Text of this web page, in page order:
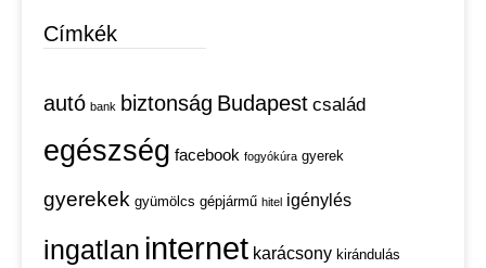
Címkék
autó bank biztonság Budapest család
egészség facebook fogyókúra gyerek
gyerekek gyümölcs gépjármű hitel igénylés
ingatlan internet karácsony kirándulás